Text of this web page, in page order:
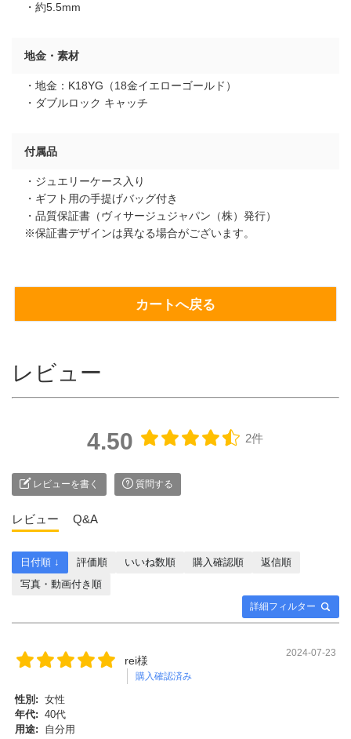
・約5.5mm
地金・素材
・地金：K18YG（18金イエローゴールド）
・ダブルロック キャッチ
付属品
・ジュエリーケース入り
・ギフト用の手提げバッグ付き
・品質保証書（ヴィサージュジャパン（株）発行）
※保証書デザインは異なる場合がございます。
カートへ戻る
レビュー
4.50 2件
レビューを書く 質問する
レビュー Q&A
詳細フィルター
日付順 ↓ 評価順 いいね数順 購入確認順
返信順
写真・動画付き順
rei様
購入確認済み
2024-07-23
性別: 女性
年代: 40代
用途:
自分用